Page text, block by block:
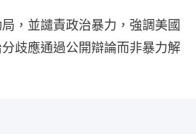
，並譴責政治暴力，強調美國
歧應通過公開辯論而非暴力解